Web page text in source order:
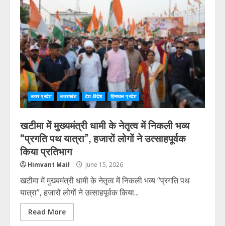
उत्तर प्रदेश उत्तराखंड देश-विदेश हिमाचल प्रदेश
खटीमा में मुख्यमंत्री धामी के नेतृत्व में निकली भव्य
“प्रगति पथ यात्रा”, हजारों लोगों ने उत्साहपूर्वक
किया प्रतिभाग
Himvant Mail June 15, 2026
खटीमा में मुख्यमंत्री धामी के नेतृत्व में निकली भव्य “प्रगति पथ
यात्रा”, हजारों लोगों ने उत्साहपूर्वक किया...
Read More